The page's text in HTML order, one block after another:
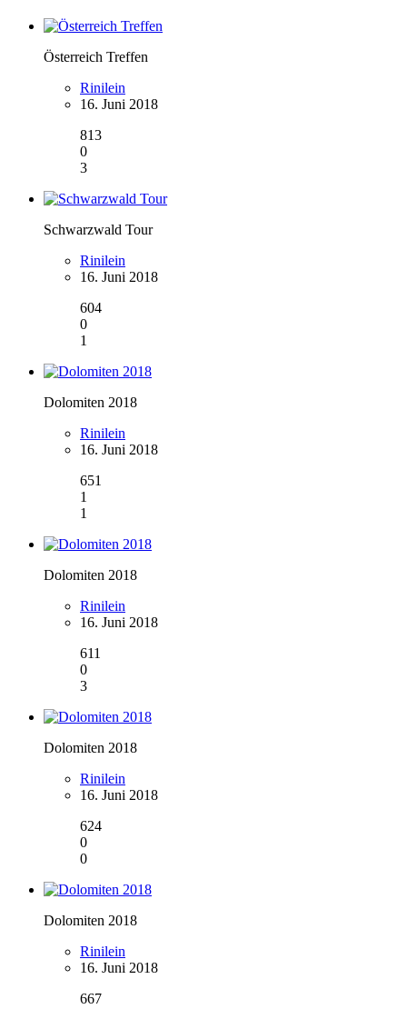
Österreich Treffen
Rinilein
16. Juni 2018
813
0
3
Schwarzwald Tour
Rinilein
16. Juni 2018
604
0
1
Dolomiten 2018
Rinilein
16. Juni 2018
651
1
1
Dolomiten 2018
Rinilein
16. Juni 2018
611
0
3
Dolomiten 2018
Rinilein
16. Juni 2018
624
0
0
Dolomiten 2018
Rinilein
16. Juni 2018
667